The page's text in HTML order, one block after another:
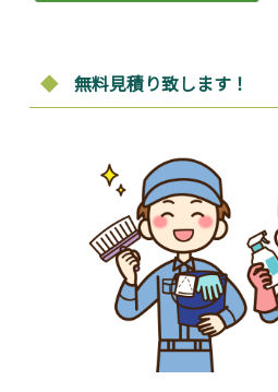
◆ 無料見積り致します！